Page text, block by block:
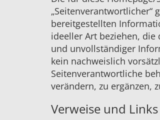
bereitgestellten
ideeller Art beziehen,
und unvollständiger
kein nachweislich
Seitenverantwortliche
verändern, zu ergänzen,
Verweise und Links